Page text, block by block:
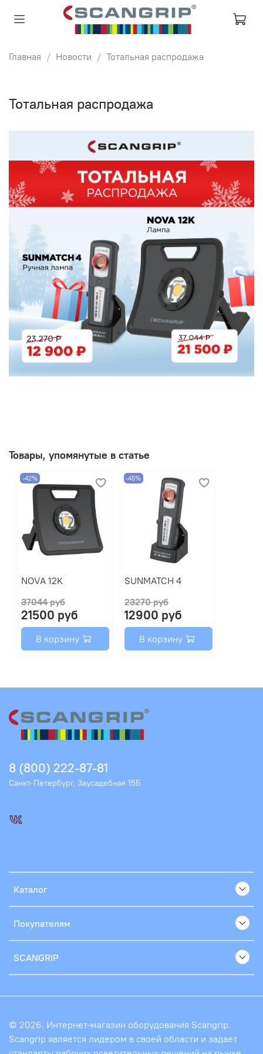
Главная Новости Тотальная распродажа
Тотальная распродажа
Товары, упомянутые в статье
-42%
NOVA 12K
37044 руб
21500 руб
В корзину
-45%
SUNMATCH 4
23270 руб
12900 руб
В корзину
Каталог
Покупателям
SCANGRIP
8 (800) 222-87-81
Санкт-Петербург, Заусадебная 15Б
© 2026. Интернет-магазин оборудования Scangrip.
Scangrip является лидером в своей области и задает